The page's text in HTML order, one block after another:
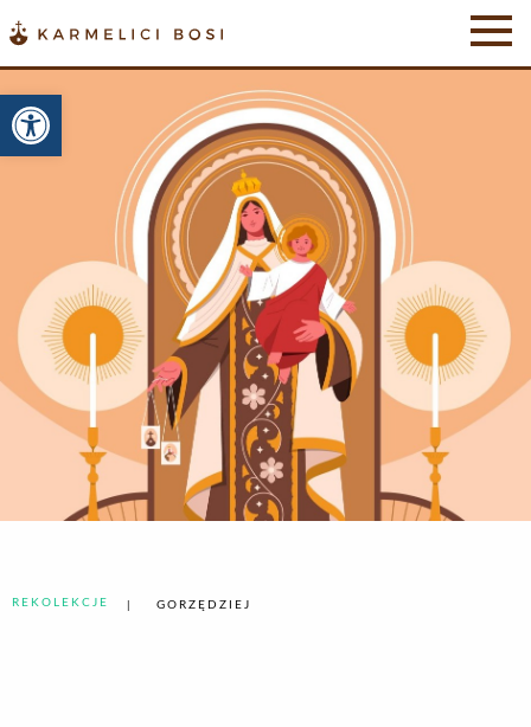
Otwórz pasek narzędzi
REKOLEKCJE GORZĘDZIEJ